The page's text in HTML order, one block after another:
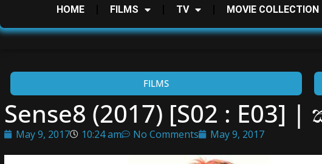
HOME FILMS TV MOVIE COLLECTION
FILMS
Sense8 (2017) [S02 : E03]
May 9, 2017 10:24 am No Comments May 9, 2017